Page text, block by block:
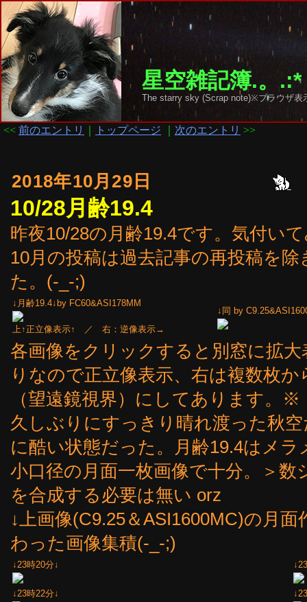
星空雑記簿.。
The starry sky (Scrap note)※ブラウザ
<< 前のエントリ トップページ 次のエントリ >>
2018年10月29日
10/28月齢19.4
昨夜10/28の月齢19.4です。気付い
10月の投稿は過去記事の再投稿を
た。(-_-;)
↓月齢19.4↓by FC60&ASI178MM
上↑正立像表示↑ ／ 右：逆像表示→
↓同 by
各画像をクリックすると別窓に拡
りなので正立像表示、右は複数枚
（望遠鏡視界）にしてあります。※
久しぶりにすっきり晴れ渡った秋
に酷い状態だった。月齢19.4はメ
小口径の月面一枚画像で十分。＞
を合成する必要は無い orz
↓上画像(C9.25＆ASI1600MC)の月
わった画像集積(-_-;)
↓23時20分↓
↓23時22分↓